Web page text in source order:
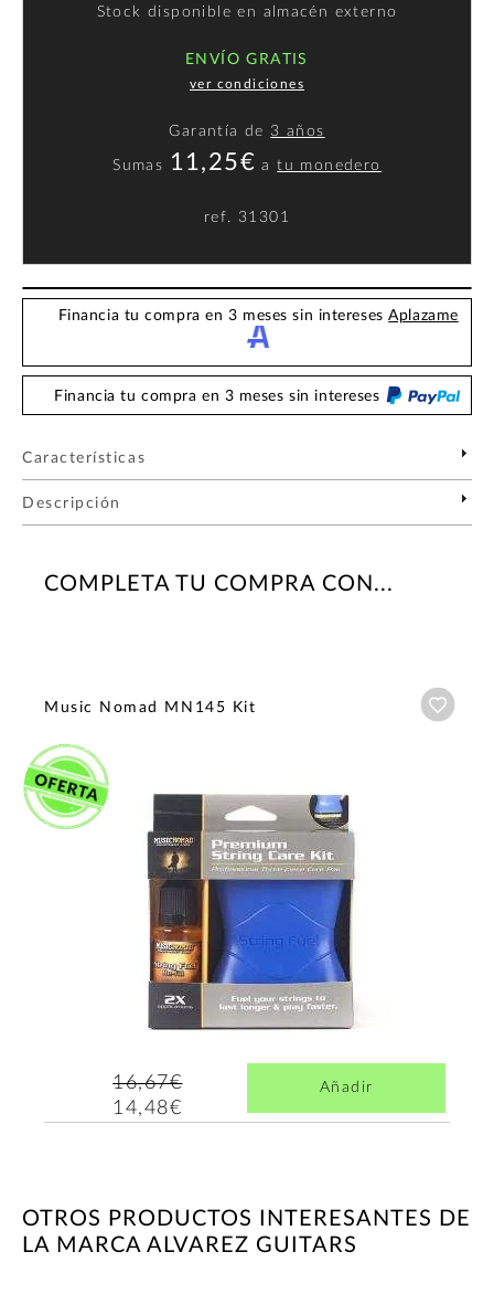
Stock disponible en almacén externo
ENVÍO GRATIS
ver condiciones
Garantía de 3 años
Sumas 11,25€ atu monedero
ref. 31301
Financia tu compra en 3 meses sin interesesAplazame
Financia tu compra en 3 meses sin intereses
Características
Descripción
COMPLETA TU COMPRA CON...
Music Nomad MN145 Kit
16,67€
14,48€
Añadir
OTROS PRODUCTOS INTERESANTES DE
LA MARCA ALVAREZ GUITARS